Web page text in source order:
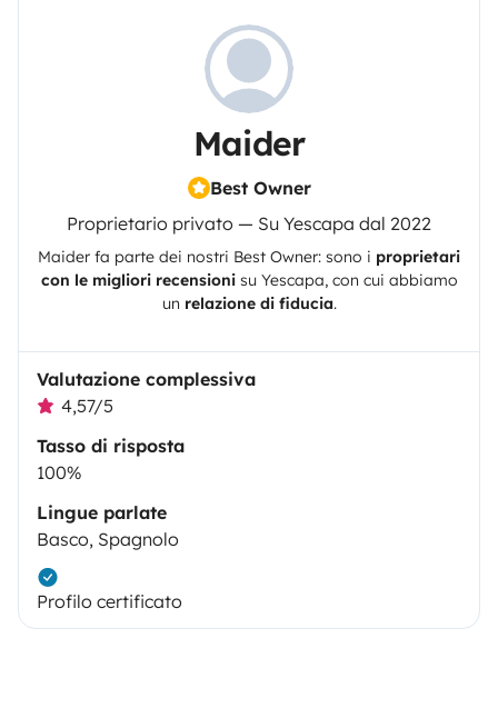
Maider
Best Owner
Proprietario privato — Su Yescapa dal 2022
Maider fa parte dei nostri Best Owner: sono i proprietari
con le migliori recensionisu Yescapa, con cui abbiamo
un relazione di fiducia.
Valutazione complessiva
4,57/5
Tasso di risposta
100%
Lingue parlate
Basco, Spagnolo
Profilo certificato